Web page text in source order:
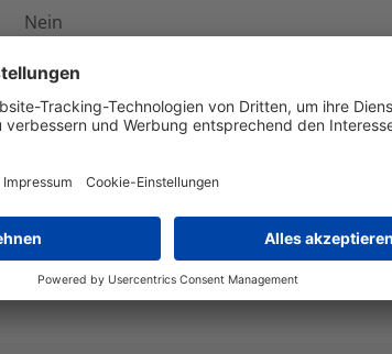
Nein
Ja
5975-14-532-9519
IEC 62275, IEC 62275:2006